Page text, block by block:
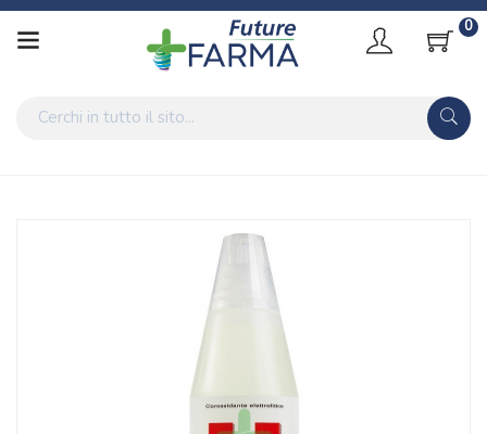
0
Angelini Linea Disinfettante Amuchina Soluzione Disinfettante
Concentrata 500 ml